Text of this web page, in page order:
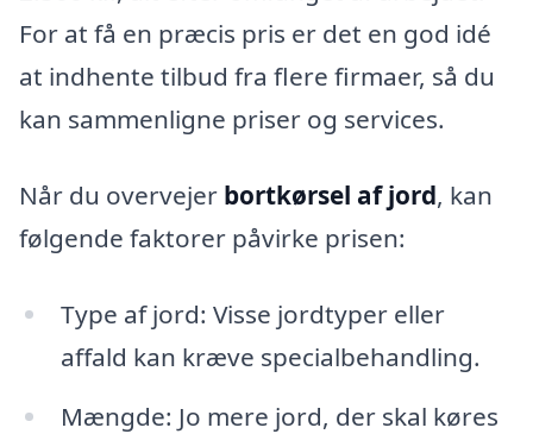
For at få en præcis pris er det en god idé
at indhente tilbud fra flere firmaer, så du
kan sammenligne priser og services.
Når du overvejer bortkørsel af jord, kan
følgende faktorer påvirke prisen:
Type af jord: Visse jordtyper eller
affald kan kræve specialbehandling.
Mængde: Jo mere jord, der skal køres